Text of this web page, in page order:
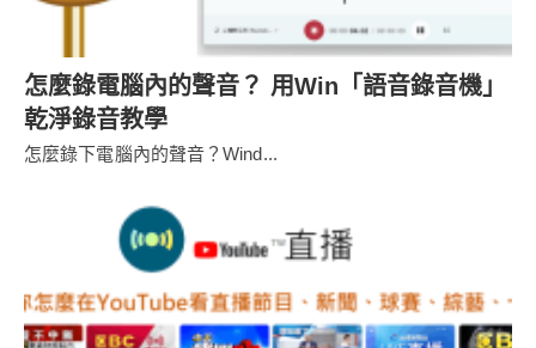
怎麼錄電腦內的聲音？ 用Win「語音錄音機」
乾淨錄音教學
怎麼錄下電腦內的聲音？Wind...